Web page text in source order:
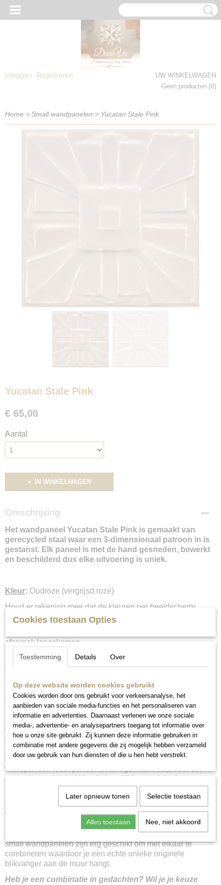
Inloggen Registreren
UW WINKELWAGEN
Geen producten (0)
Home > Small wandpanelen > Yucatan Stale Pink
Yucatan Stale Pink
€ 65,00
Aantal
IN WINKELWAGEN
Omschrijving
Het wandpaneel Yucatan Stale Pink is gemaakt van
gerecycled staal waar een 3-dimensionaal patroon in is
gestanst. Elk paneel is met de hand gesneden, bewerkt
en beschilderd dus elke uitvoering is uniek.
Kleur: Oudroze (vergrijsd roze)
Houd er rekening mee dat de kleuren per beeldscherm
verschillen.
afspraak langskomen.
Neem even contact met ons op voor meer informatie en/of
om een afspraak te maken.
Bewerking en beschildering Het metalen paneel is
behandeld met een roestwerende primer waardoor de verf
mooi blijft en het paneel niet gaat roesten. Vervolgens
worden er diverse lagen verf aangebracht in verschillende
tinten. Alle soorten verf zijn watergedragen. Door het geheel
hierna met diverse technieken te bewerken komt het patroon
goed naar voren en ontstaat er een robuust maar ook sierlijk
wandpaneel. Ieder paneel is handgemaakt waardoor elk
exemplaar uniek is. U haalt dus altijd een originele
blikvanger in huis.
Kleurcombinaties:De kleurcombinaties van de panelen
worden zorgvuldig samengesteld. Doordat de panelen allen
handbeschilderd zijn krijgen ze stuk voor stuk een
exclusieve uitstraling. Er zijn er nooit twee hetzelfde. De
small wandpanelen zijn erg geschikt om met elkaar te
combineren waardoor je een echte unieke originele
blikvanger aan de muur hangt.
Heb je een combinatie in gedachten? Wil je je keuze
Cookies toestaan Opties
Toestemming Details Over
Op deze website worden cookies gebruikt
Cookies worden door ons gebruikt voor verkeersanalyse, het
aanbieden van sociale media-functies en het personaliseren van
informatie en advertenties. Daarnaast verlenen we onze sociale
media-, advertentie- en analysepartners toegang tot informatie over
hoe u onze site gebruikt. Zij kunnen deze informatie gebruiken in
combinatie met andere gegevens die zij mogelijk hebben verzameld
door uw gebruik van hun diensten of die u hen hebt verstrekt.
Later opnieuw tonen Selectie toestaan
Alles toestaan Nee, niet akkoord